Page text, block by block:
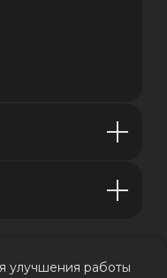
улучшения работы